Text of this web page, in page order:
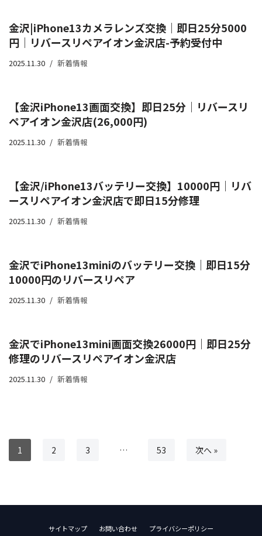
金沢|iPhone13カメラレンズ交換｜即日25分5000
円｜リバースリペアイオン金沢店-予約受付中
2025.11.30 新着情報
【金沢iPhone13画面交換】即日25分｜リバースリ
ペアイオン金沢店(26,000円)
2025.11.30 新着情報
【金沢/iPhone13バッテリー交換】10000円｜リバ
ースリペアイオン金沢店で即日15分修理
2025.11.30 新着情報
金沢でiPhone13miniのバッテリー交換｜即日15分
10000円のリバースリペア
2025.11.30 新着情報
金沢でiPhone13mini画面交換26000円｜即日25分
修理のリバースリペアイオン金沢店
2025.11.30 新着情報
1 2 3 … 53 次へ »
サイトマップ お問い合わせ プライバシーポリシー